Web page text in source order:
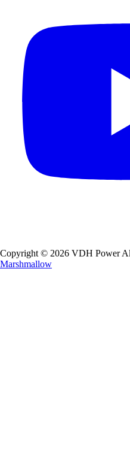
Copyright © 2026 VDH Power
Marshmallow